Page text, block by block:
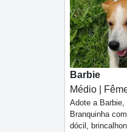
Barbie
Médio |
Adote a Barbie,
Branquinha
dócil,